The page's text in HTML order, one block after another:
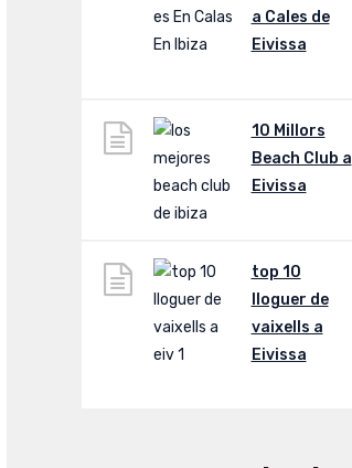
a Cales de
Eivissa
10 Millors
Beach Club a
Eivissa
top 10
lloguer de
vaixells a
Eivissa